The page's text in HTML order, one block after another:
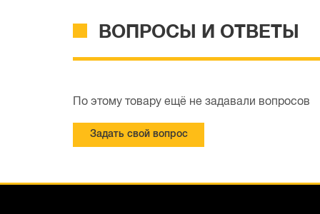
ВОПРОСЫ И ОТВЕТЫ
По этому товару ещё не задавали вопросов
Задать свой вопрос